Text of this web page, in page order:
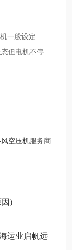
一般设定
但电机不停
空压机服务商
)
运业启帆远